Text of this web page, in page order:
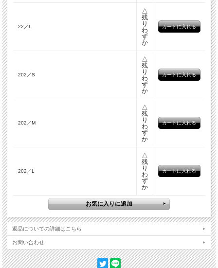
22／L
△
残
り
わ
ず
か
202／S
△
残
り
わ
ず
か
202／M
△
残
り
わ
ず
か
202／L
△
残
り
わ
ず
か
返品についての詳細はこちら
お問い合わせ